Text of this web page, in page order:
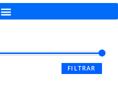
FILTRAR